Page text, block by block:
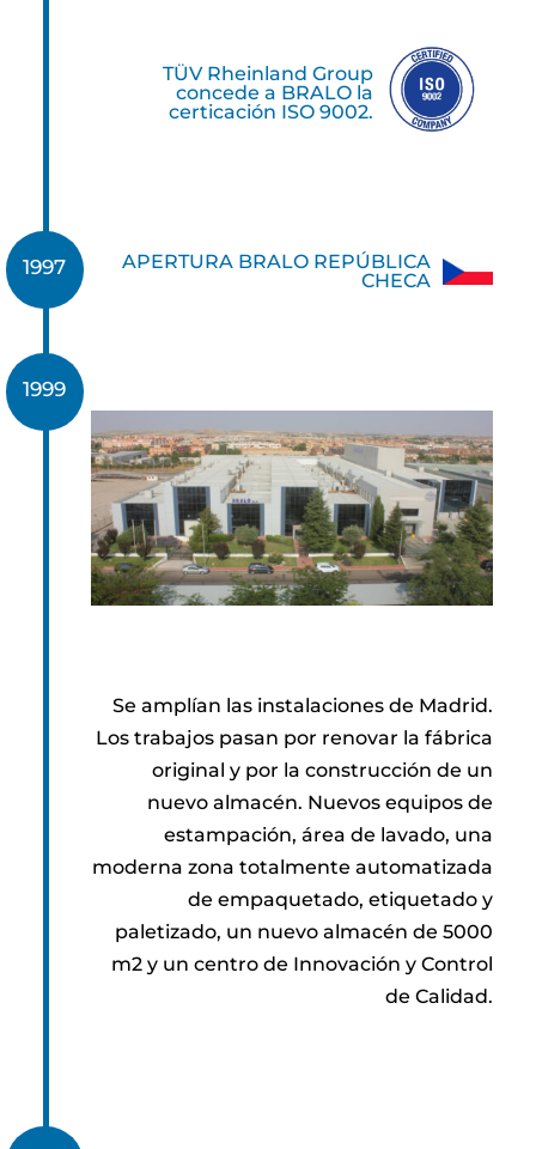
TÜV Rheinland Group
concede a BRALO la
certicación ISO 9002.
1997
APERTURA BRALO REPÚBLICA
CHECA
Se amplían las instalaciones de Madrid.
Los trabajos pasan por renovar la fábrica
original y por la construcción de un
nuevo almacén. Nuevos equipos de
estampación, área de lavado, una
moderna zona totalmente automatizada
de empaquetado, etiquetado y
paletizado, un nuevo almacén de 5000
m2 y un centro de Innovación y Control
de Calidad.
1999